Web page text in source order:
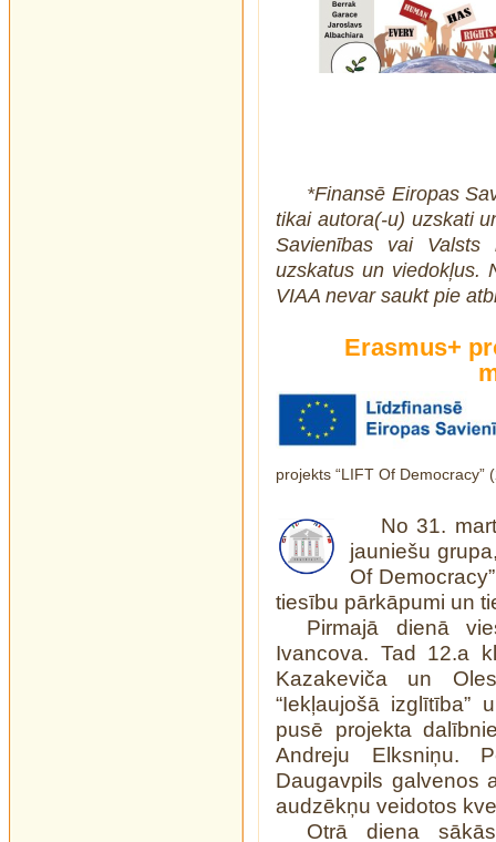
*Finansē Eiropas
tikai autora(-u) uzskati
Savienības vai Valsts
uzskatus un viedokļus.
VIAA nevar saukt pie
Erasmus+
projekts “LIFT Of
No 31.
jauniešu
Of
tiesību pārkāpumi un
Pirmajā dienā
Ivancova. Tad 12.a
Kazakeviča un
“Iekļaujošā izglītība”
pusē projekta
Andreju Elksniņu.
Daugavpils galvenos
audzēkņu veidotos
Otrā diena